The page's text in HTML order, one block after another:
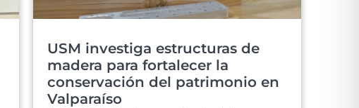
USM investiga estructuras de
madera para fortalecer la
conservación del patrimonio en
Valparaíso